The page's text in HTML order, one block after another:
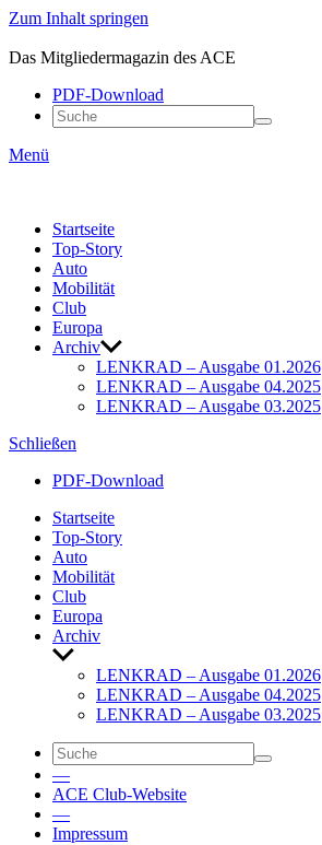
Zum Inhalt springen
LENKRAD
Das Mitgliedermagazin des ACE
PDF-Down­load
Menü
Start­seite
Top-Story
Auto
Mobi­lität
Club
Europa
Archiv
LENKRAD – Ausgabe 01.2026
LENKRAD – Ausgabe 04.2025
LENKRAD – Ausgabe 03.2025
Schließen
PDF-Down­load
Start­seite
Top-Story
Auto
Mobi­lität
Club
Europa
Archiv
Untermenü
anzeigenLENKRAD – Ausgabe 01.2026
LENKRAD – Ausgabe 04.2025
LENKRAD – Ausgabe 03.2025
—
ACE Club-Website
—
Impressum